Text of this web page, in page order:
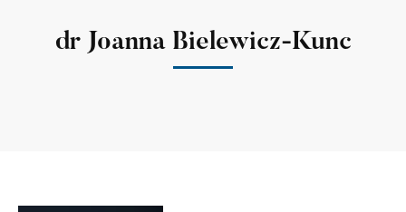
dr Joanna Bielewicz-Kunc